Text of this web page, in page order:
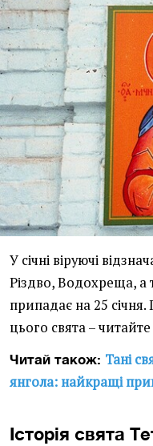
У січні віруючі
Різдво, Водохреща, а
припадає на 25
цього свята –
Читай також: Тані
янгола: найкращі
Історія свята